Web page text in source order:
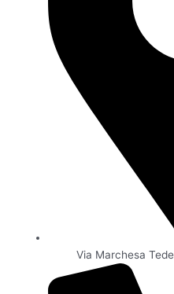
Via Marchesa